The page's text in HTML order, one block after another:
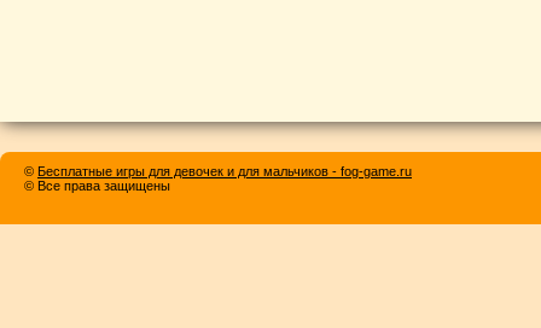
© Бесплатные игры для девочек и для мальчиков - fog-game.ru
© Все права защищены